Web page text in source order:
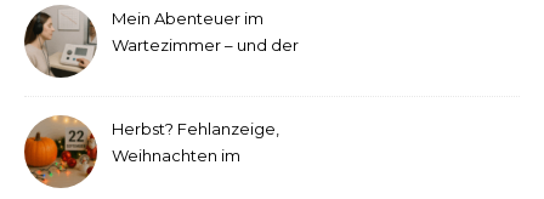
Mein Abenteuer im
Wartezimmer – und der
Herbst? Fehlanzeige,
Weihnachten im